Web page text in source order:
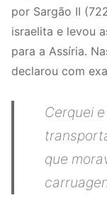
por Sargão II
israelita e levou
para a Assíria.
declarou com
Cerquei
que